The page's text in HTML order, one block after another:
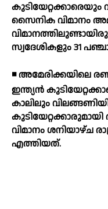
കുടിയേറ്റക്കാരെയും
സൈനിക വിമാനം
സ്വദേശികളും 31
◾ അമേരിക്കയിലെ
ഇന്ത്യന്‍
കാലിലും
വിമാനം ശനിയാഴ്ച
എത്തിയത്.